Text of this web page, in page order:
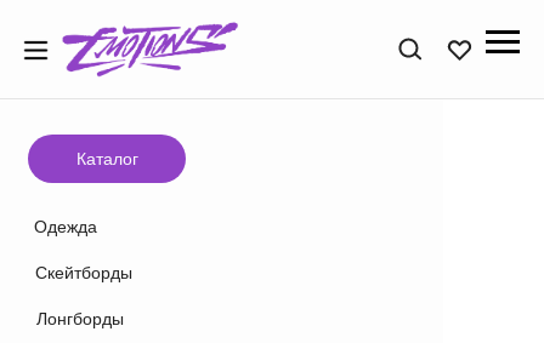
Каталог
Одежда
Лонгборды
Скейтборды